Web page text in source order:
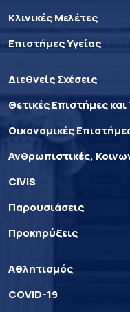
Κλινικές Μελέτες
Επιστήμες Υγείας
Διεθνείς Σχέσεις
Θετικές Επιστήμες και
Οικονομικές
Ανθρωπιστικές,
CIVIS
Παρουσιάσεις
Προκηρύξεις
Αθλητισμός
COVID-19